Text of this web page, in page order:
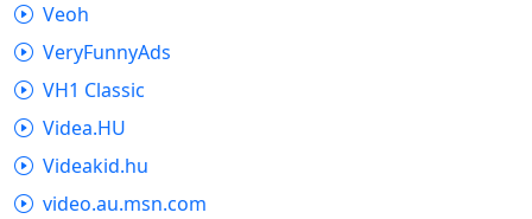
Veoh
VeryFunnyAds
VH1 Classic
Videa.HU
Videakid.hu
video.au.msn.com